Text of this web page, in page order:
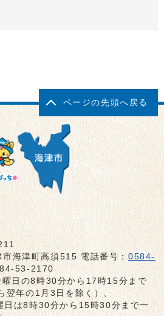
ページの先頭へ戻る
海津町高須515 電話番号：0584-
53-2170
曜日の8時30分から17時15分まで
翌年の1月3日を除く）、
日は8時30分から15時30分まで一